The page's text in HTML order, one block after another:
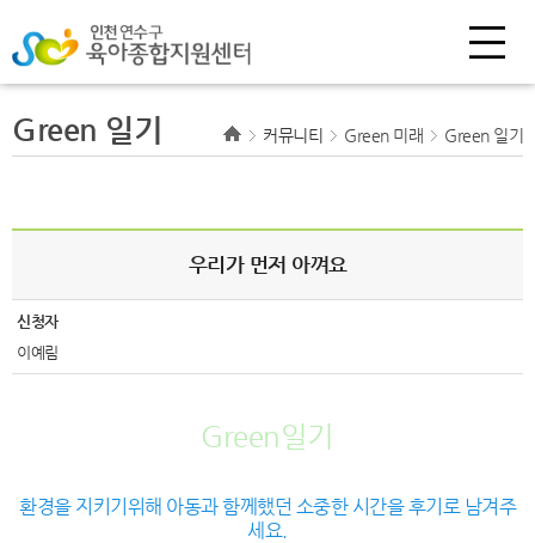
Green 일기 커뮤니티 Green 미래 Green 일기
우리가 먼저 아껴요
신청자
이예림
Green일기
환경을 지키기위해 아동과 함께했던 소중한 시간을 후기로 남겨주
세요.